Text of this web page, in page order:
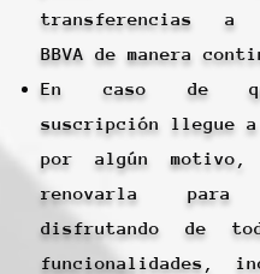
transferencias a
BBVA de manera
En caso de
suscripción llegue a
por algún motivo,
renovarla para
disfrutando de
funcionalidades,